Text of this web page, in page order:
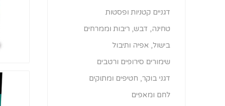
דגניים קטניות ופסטות
טחינה, דבש, ריבות וממרחים
בישול, אפיה ותיבול
שימורים סירופים ורטבים
דגני בוקר, חטיפים ומתוקים
לחם ומאפים